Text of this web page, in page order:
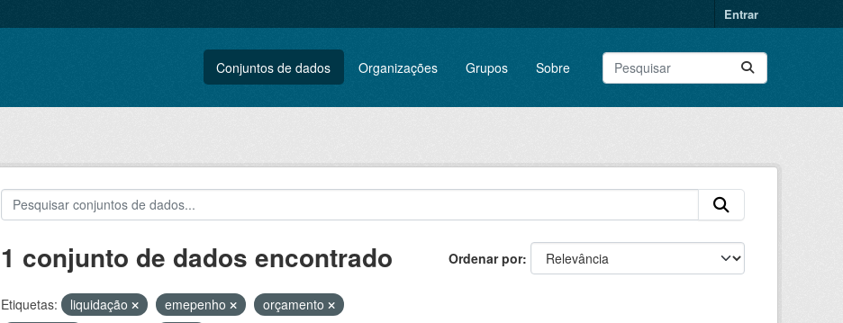
Entrar
Conjuntos de dados Organizações Grupos Sobre
Ordenar por
1 conjunto de dados encontrado
Etiquetas: liquidação emepenho
orçamento